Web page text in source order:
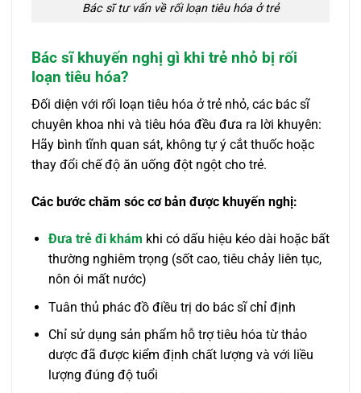
Bác sĩ tư vấn về rối loạn tiêu hóa ở trẻ
Bác sĩ khuyến nghị gì khi trẻ nhỏ bị rối
loạn tiêu hóa?
Đối diện với rối loạn tiêu hóa ở trẻ nhỏ, các bác sĩ
chuyên khoa nhi và tiêu hóa đều đưa ra lời khuyên:
Hãy bình tĩnh quan sát, không tự ý cắt thuốc hoặc
thay đổi chế độ ăn uống đột ngột cho trẻ.
Các bước chăm sóc cơ bản được khuyến nghị:
Đưa trẻ đi khám khi có dấu hiệu kéo dài hoặc bất
thường nghiêm trọng (sốt cao, tiêu chảy liên tục,
nôn ói mất nước)
Tuân thủ phác đồ điều trị do bác sĩ chỉ định
Chỉ sử dụng sản phẩm hỗ trợ tiêu hóa từ thảo
dược đã được kiểm định chất lượng và với liều
lượng đúng độ tuổi